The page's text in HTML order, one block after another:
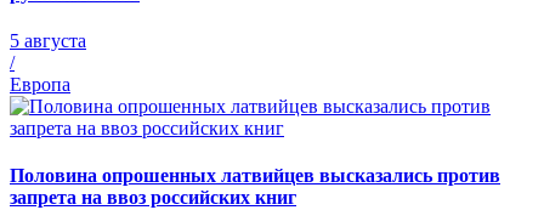
5 августа
/
Европа
Половина опрошенных латвийцев высказались против
запрета на ввоз российских книг